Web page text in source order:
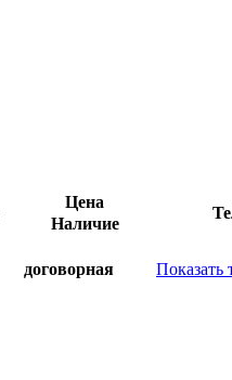
Цена
Наличие
договорная Показать